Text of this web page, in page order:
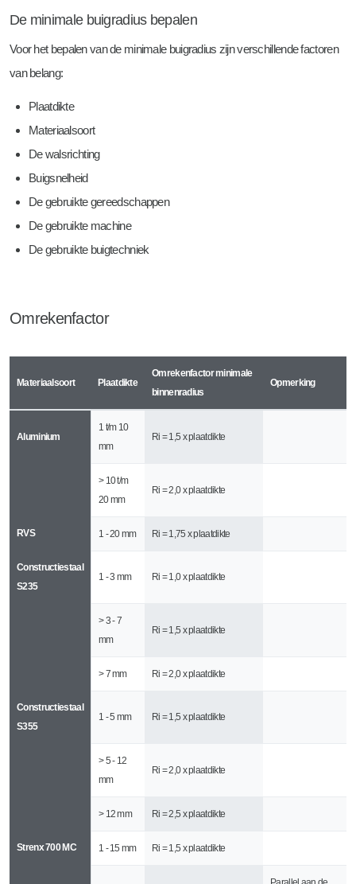
De minimale buigradius bepalen
Voor het bepalen van de minimale buigradius zijn verschillende factoren
van belang:
Plaatdikte
Materiaalsoort
De walsrichting
Buigsnelheid
De gebruikte gereedschappen
De gebruikte machine
De gebruikte buigtechniek
Omrekenfactor
Materiaalsoort Plaatdikte
Omrekenfactor minimale
binnenradius
Opmerking
Aluminium
1 t/m 10
mm
Ri = 1,5 x plaatdikte
> 10 t/m
20 mm
Ri = 2,0 x plaatdikte
RVS 1 - 20 mm Ri = 1,75 x plaatdikte
Constructiestaal
S235
1 - 3 mm Ri = 1,0 x plaatdikte
> 3 - 7
mm
Ri = 1,5 x plaatdikte
> 7 mm Ri = 2,0 x plaatdikte
Constructiestaal
S355
1 - 5 mm Ri = 1,5 x plaatdikte
> 5 - 12
mm
Ri = 2,0 x plaatdikte
> 12 mm Ri = 2,5 x plaatdikte
Strenx 700 MC 1 - 15 mm Ri = 1,5 x plaatdikte